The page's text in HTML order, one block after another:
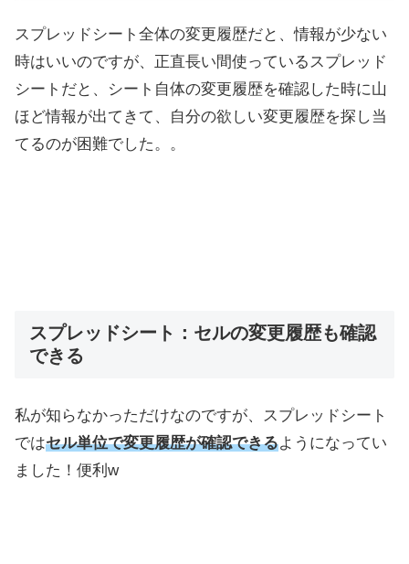
スプレッドシート全体の変更履歴だと、情報が少ない
時はいいのですが、正直長い間使っているスプレッド
シートだと、シート自体の変更履歴を確認した時に山
ほど情報が出てきて、自分の欲しい変更履歴を探し当
てるのが困難でした。。
スプレッドシート：セルの変更履歴も確認
できる
私が知らなかっただけなのですが、スプレッドシート
ではセル単位で変更履歴が確認できるようになってい
ました！便利w